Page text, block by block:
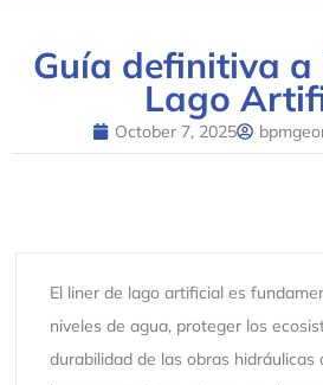
Guía definitiva a
Lago
October 7, 2025
El liner de lago artificial es
niveles de agua, proteger los
durabilidad de las obras hidráulicas